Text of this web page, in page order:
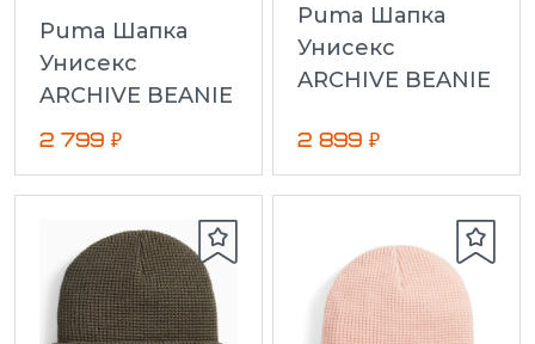
Puma Шапка
Унисекс
ARCHIVE BEANIE
2 799 ₽
Puma Шапка
Унисекс
ARCHIVE BEANIE
2 899 ₽